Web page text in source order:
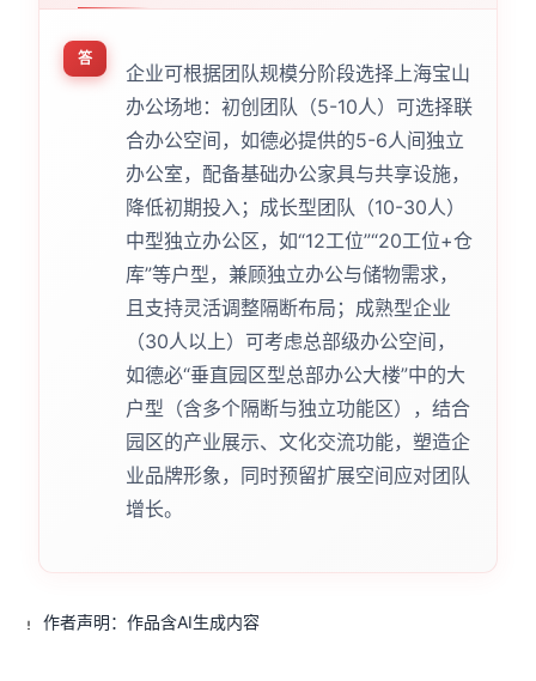
答
企业可根据团队规模分阶段选择上海宝山
办公场地：初创团队（5-10人）可选择联
合办公空间，如德必提供的5-6人间独立
办公室，配备基础办公家具与共享设施，
降低初期投入；成长型团队（10-30人）
中型独立办公区，如“12工位”“20工位+仓
库”等户型，兼顾独立办公与储物需求，
且支持灵活调整隔断布局；成熟型企业
（30人以上）可考虑总部级办公空间，
如德必“垂直园区型总部办公大楼”中的大
户型（含多个隔断与独立功能区），结合
园区的产业展示、文化交流功能，塑造企
业品牌形象，同时预留扩展空间应对团队
增长。
作者声明：作品含AI生成内容